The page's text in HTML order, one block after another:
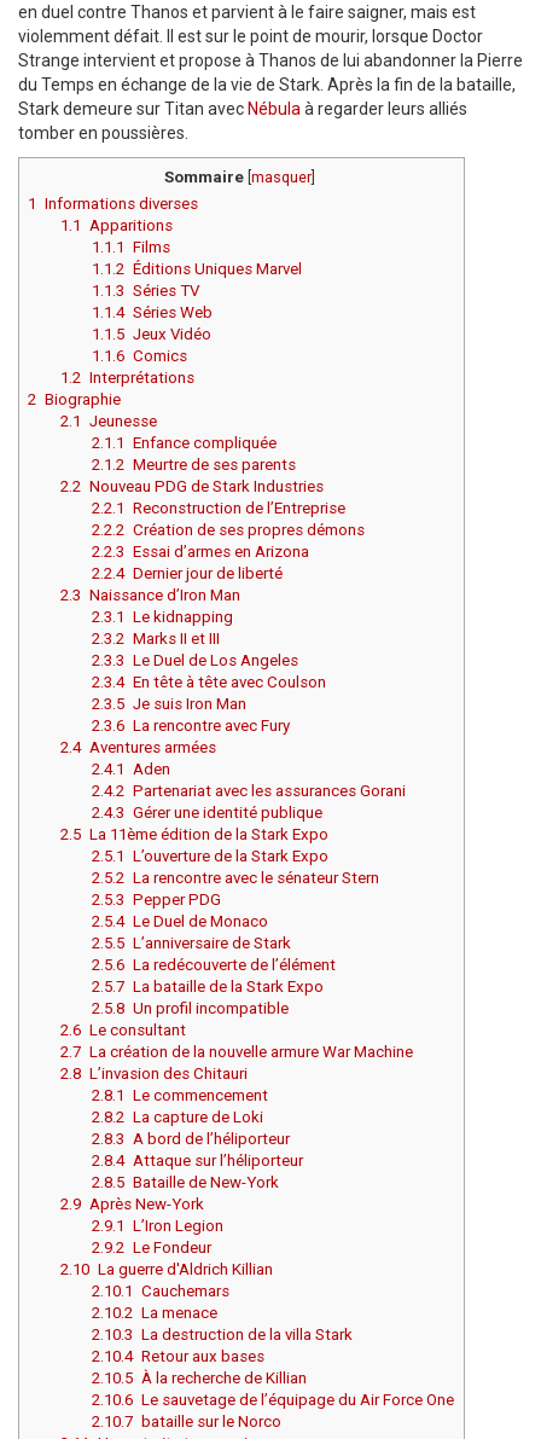
en duel contre Thanos et parvient à le faire saigner, mais est
violemment défait. Il est sur le point de mourir, lorsque Doctor
Strange intervient et propose à Thanos de lui abandonner la Pierre
du Temps en échange de la vie de Stark. Après la fin de la bataille,
Stark demeure sur Titan avec Nébula à regarder leurs alliés
tomber en poussières.
Sommaire [masquer]
1 Informations diverses
1.1
Apparitions
1.1.1
Films
1.1.2 Éditions Uniques Marvel
1.1.3 Séries TV
1.1.4 Séries Web
1.1.5 Jeux Vidéo
1.1.6 Comics
1.2 Interprétations
2 Biographie
2.1 Jeunesse
2.1.1
Enfance compliquée
2.1.2 Meurtre de ses parents
2.2 Nouveau PDG de Stark Industries
2.2.1
Reconstruction de l’Entreprise
2.2.2 Création de ses propres démons
2.2.3 Essai d’armes en Arizona
2.2.4 Dernier jour de liberté
2.3 Naissance d’Iron Man
2.3.1
Le kidnapping
2.3.2 Marks II et III
2.3.3 Le Duel de Los Angeles
2.3.4 En tête à tête avec Coulson
2.3.5 Je suis Iron Man
2.3.6 La rencontre avec Fury
2.4 Aventures armées
2.4.1
Aden
2.4.2 Partenariat avec les assurances Gorani
2.4.3 Gérer une identité publique
2.5 La 11ème édition de la Stark Expo
2.5.1
L’ouverture de la Stark Expo
2.5.2 La rencontre avec le sénateur Stern
2.5.3 Pepper PDG
2.5.4 Le Duel de Monaco
2.5.5 L’anniversaire de Stark
2.5.6 La redécouverte de l’élément
2.5.7 La bataille de la Stark Expo
2.5.8 Un profil incompatible
2.6 Le consultant
2.7 La création de la nouvelle armure War Machine
2.8 L’invasion des Chitauri
2.8.1
Le commencement
2.8.2 La capture de Loki
2.8.3 A bord de l’héliporteur
2.8.4 Attaque sur l’héliporteur
2.8.5 Bataille de New-York
2.9 Après New-York
2.9.1
L’Iron Legion
2.9.2 Le Fondeur
2.10 La guerre d'Aldrich Killian
2.10.1
Cauchemars
2.10.2 La menace
2.10.3 La destruction de la villa Stark
2.10.4 Retour aux bases
2.10.5 À la recherche de Killian
2.10.6 Le sauvetage de l’équipage du Air Force One
2.10.7 bataille sur le Norco